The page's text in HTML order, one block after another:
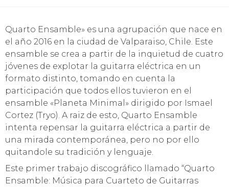
Quarto Ensamble» es una agrupación que nace en
el año 2016 en la ciudad de Valparaiso, Chile. Este
ensamble se crea a partir de la inquietud de cuatro
jóvenes de explotar la guitarra eléctrica en un
formato distinto, tomando en cuenta la
participación que todos ellos tuvieron en el
ensamble «Planeta Minimal» dirigido por Ismael
Cortez (Tryo). A raiz de esto, Quarto Ensamble
intenta repensar la guitarra eléctrica a partir de
una mirada contemporánea, pero no por ello
quitandole su tradición y lenguaje.
Este primer trabajo discográfico llamado “Quarto
Ensamble: Música para Cuarteto de Guitarras